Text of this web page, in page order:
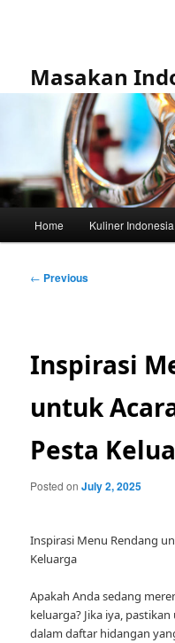
Masakan
Home Kuliner Indonesia
Post
← Previous
Inspirasi
untuk
Pesta
Posted onJuly 2, 2025
Inspirasi Menu Rendang
Keluarga
Apakah Anda sedang
keluarga? Jika iya,
dalam daftar hidangan